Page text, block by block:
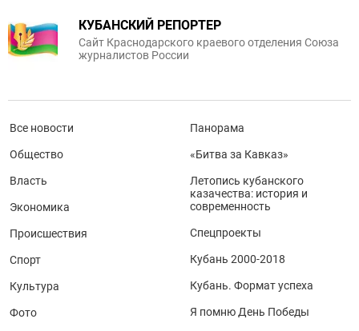
КУБАНСКИЙ РЕПОРТЕР
Сайт Краснодарского краевого отделения Союза
журналистов России
Все новости
Общество
Власть
Экономика
Происшествия
Спорт
Культура
Фото
Панорама
«Битва за Кавказ»
Летопись кубанского
казачества: история и
современность
Спецпроекты
Кубань 2000-2018
Кубань. Формат успеха
Я помню День Победы